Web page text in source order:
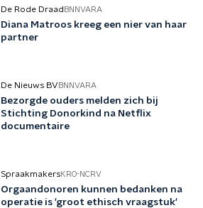
De Rode Draad BNNVARA
Diana Matroos kreeg een nier van haar
partner
De Nieuws BV BNNVARA
Bezorgde ouders melden zich bij
Stichting Donorkind na Netflix
documentaire
SpraakmakersKRO-NCRV
Orgaandonoren kunnen bedanken na
operatie is 'groot ethisch vraagstuk'